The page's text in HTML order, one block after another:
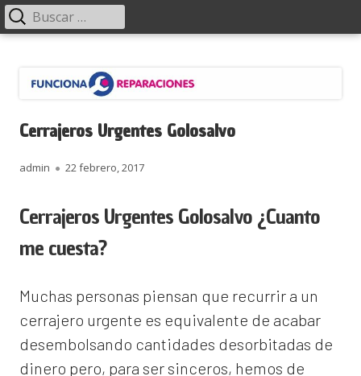
contenido
Menú
principal Buscar:
Cerrajeros Urgentes Golosalvo
Autor
admin
Publicado
22 febrero, 2017
Cerrajeros Urgentes Golosalvo ¿Cuanto
me cuesta?
Muchas personas piensan que recurrir a un
cerrajero urgente es equivalente de acabar
desembolsando cantidades desorbitadas de
dinero pero, para ser sinceros, hemos de